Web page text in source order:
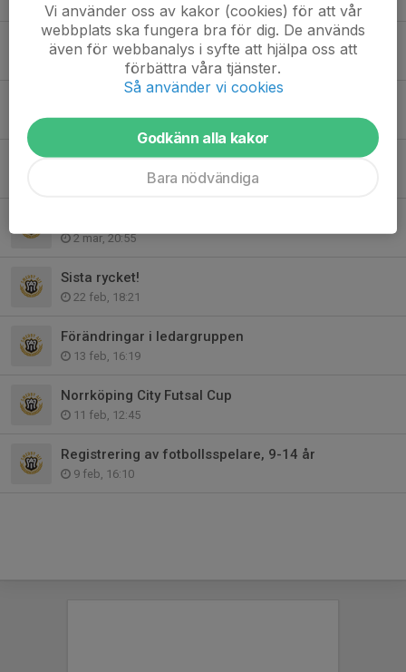
Ej upphämtade varor
9 mar, 20:11
8 mar, 14:17
Hämta upp varor
2 mar, 20:55
Sista rycket!
22 feb, 18:21
Förändringar i ledargruppen
13 feb, 16:19
Norrköping City Futsal Cup
11 feb, 12:45
Registrering av fotbollsspelare, 9-14 år
9 feb, 16:10
Vi använder oss av kakor (cookies) för att vår
webbplats ska fungera bra för dig. De används
även för webbanalys i syfte att hjälpa oss att
förbättra våra tjänster.
Så använder vi cookies
Godkänn alla kakor
Bara nödvändiga